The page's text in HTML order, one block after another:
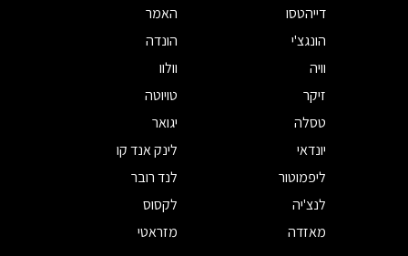
דייהטסו
האמר
הונגצ'י
הונדה
וויה
וולוו
זיקר
טויוטה
טסלה
יגואר
יונדאי
לינק אנד קו
ליפמוטור
לנד רובר
לנצ'יה
לקסוס
מאזדה
מזראטי